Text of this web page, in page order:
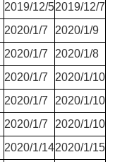
2019/12/52019/12/7
2020/1/7
2020/1/9
2020/1/7
2020/1/8
2020/1/7
2020/1/10
2020/1/7
2020/1/10
2020/1/7
2020/1/10
2020/1/142020/1/15